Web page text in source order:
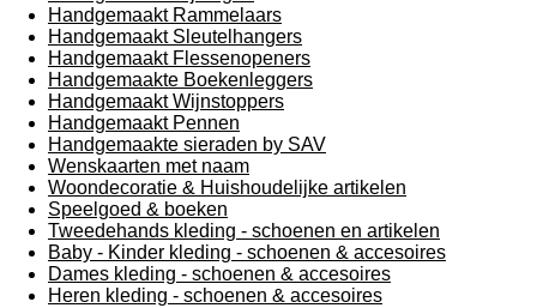
Handgemaakt Rammelaars
Handgemaakt Sleutelhangers
Handgemaakt Flessenopeners
Handgemaakte Boekenleggers
Handgemaakt Wijnstoppers
Handgemaakt Pennen
Handgemaakte sieraden by SAV
Wenskaarten met naam
Woondecoratie & Huishoudelijke artikelen
Speelgoed & boeken
Tweedehands kleding - schoenen en artikelen
Baby - Kinder kleding - schoenen & accesoires
Dames kleding - schoenen & accesoires
Heren kleding - schoenen & accesoires